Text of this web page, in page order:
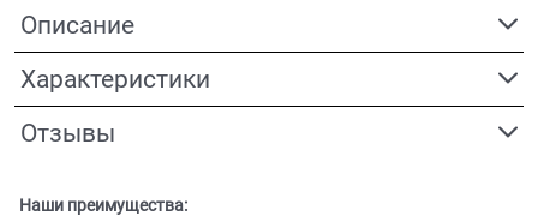
Описание
Характеристики
Отзывы
Наши преимущества: